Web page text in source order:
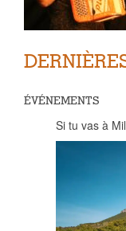
ÉVÉNEMENTS
Si tu vas à